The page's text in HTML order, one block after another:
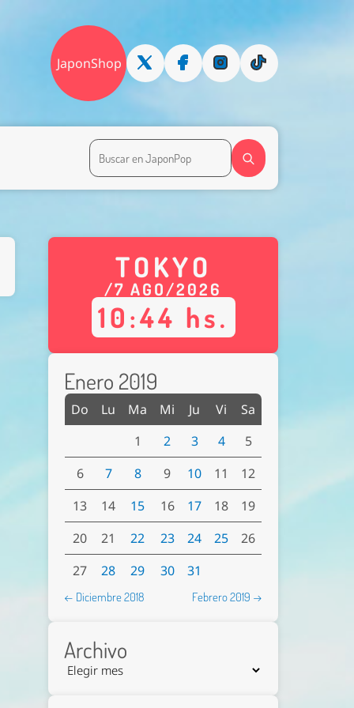
JaponShop
TOKYO
/7 AGO/2026
10:44 hs.
Enero 2019
Do Lu Ma Mi Ju Vi
Sa
1
2 3 4
5
6
7 8 9 10 11
12
13
14 15 16 17 18
19
20
21 22 23 24 25
26
27
28 29 30 31
← Diciembre 2018 Febrero 2019 →
Archivo